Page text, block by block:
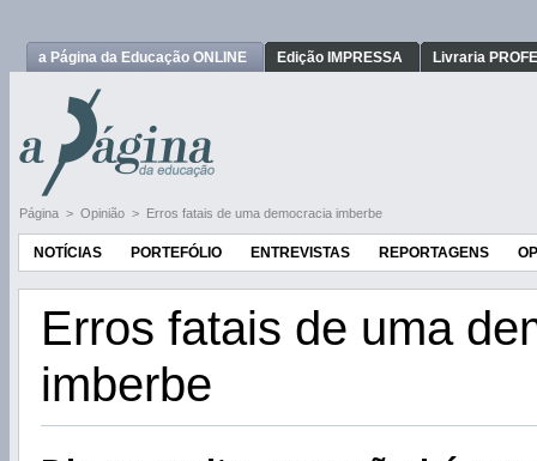
a Página da Educação ONLINE Edição IMPRESSA Livraria
Página > Opinião > Erros fatais de uma democracia imberbe
NOTÍCIAS PORTEFÓLIO ENTREVISTAS REPORTAGENS
Erros fatais de uma
imberbe